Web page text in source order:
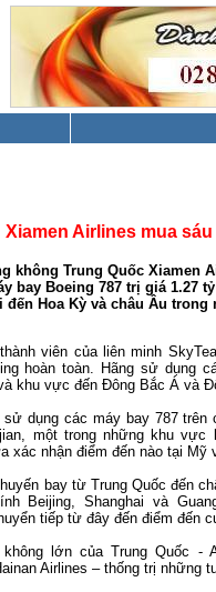
Xiamen Airlines mua
không Trung Quốc Xiamen
bay Boeing 787 trị giá 1.27
Hoa Kỳ và châu Âu trong
viên của liên minh
hoàn toàn. Hãng sử dụng
khu vực đến Đông Bắc Á và
sử dụng các máy bay 787
một trong những khu vực
xác nhận điểm đến nào tại Mỹ
bay từ Trung Quốc đến
Beijing, Shanghai và
tiếp từ đây đến điểm đến
lớn của Trung Quốc -
Airlines – thống trị những